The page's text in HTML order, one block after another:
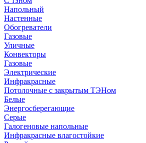
Напольный
Настенные
Обогреватели
Газовые
Уличные
Конвекторы
Газовые
Электрические
Инфракрасные
Потолочные с закрытым ТЭНом
Белые
Энергосберегающие
Серые
Галогеновые напольные
Инфракрасные влагостойкие